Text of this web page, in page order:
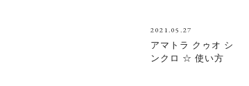
2021.05.27
アマトラ クゥオ シ
ンクロ ☆ 使い方